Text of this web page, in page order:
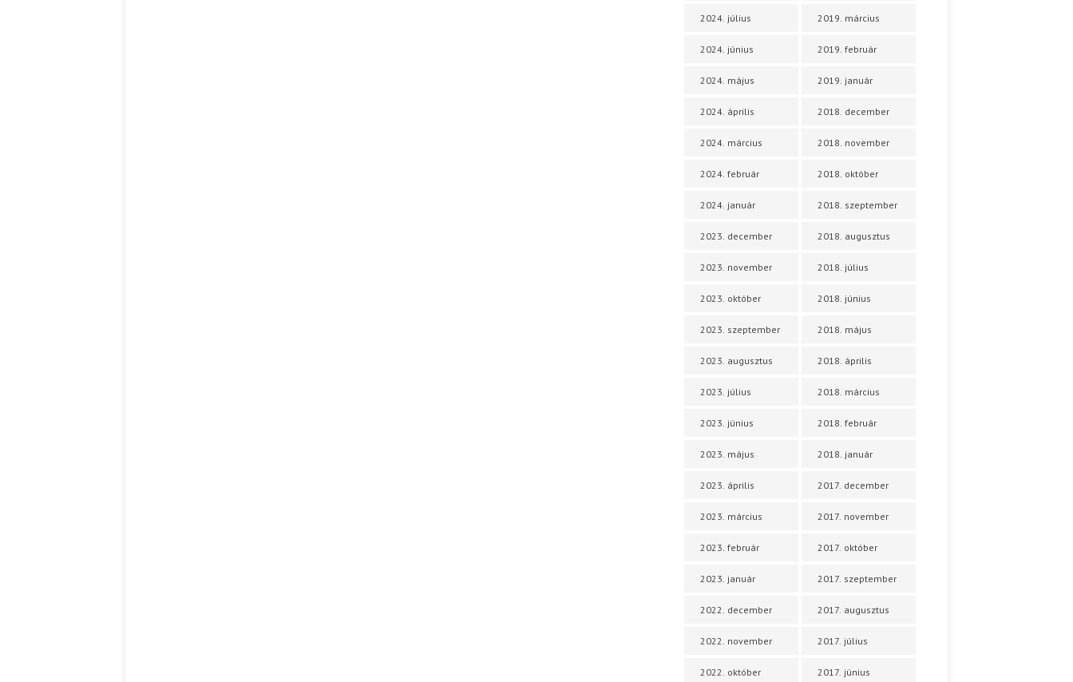
2024. július
2024. június
2024. május
2024. április
2024. március
2024. február
2024. január
2023. december
2023. november
2023. október
2023. szeptember
2023. augusztus
2023. július
2023. június
2023. május
2023. április
2023. március
2023. február
2023. január
2022. december
2022. november
2022. október
2019. március
2019. február
2019. január
2018. december
2018. november
2018. október
2018. szeptember
2018. augusztus
2018. július
2018. június
2018. május
2018. április
2018. március
2018. február
2018. január
2017. december
2017. november
2017. október
2017. szeptember
2017. augusztus
2017. július
2017. június